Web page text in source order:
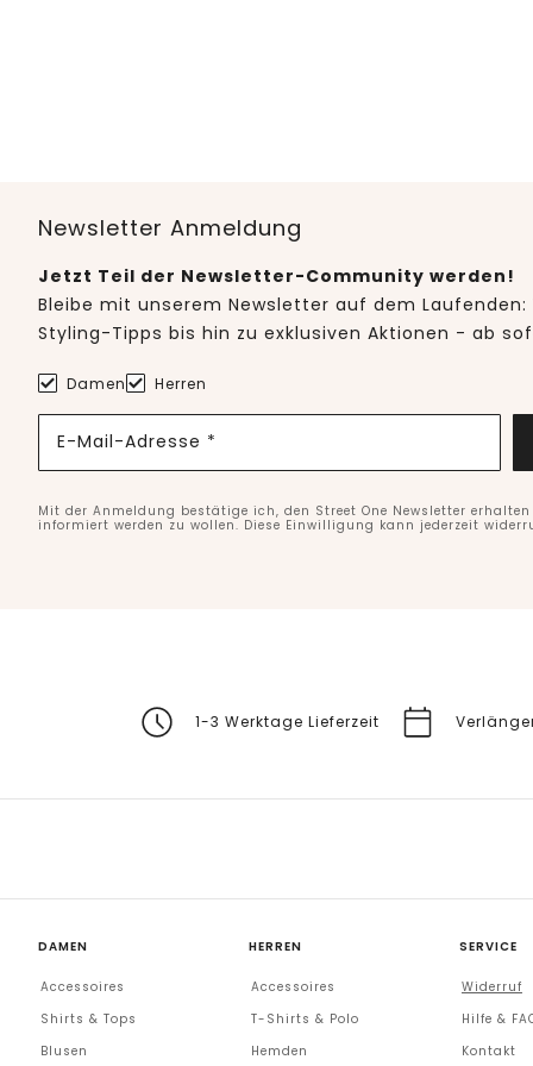
Newsletter Anmeldung
Jetzt Teil der Newsletter-Community werden!
Bleibe mit unserem Newsletter auf dem
Styling-Tipps bis hin zu exklusiven Aktionen - ab
Damen Herren
E-Mail-Adresse *
Mit der Anmeldung bestätige ich, den Street One Newsletter
informiert werden zu wollen. Diese Einwilligung kann jederzeit
1-3 Werktage Lieferzeit
DAMEN
Accessoires
Shirts & Tops
Blusen
HERREN
Accessoires
T-Shirts & Polo
Hemden
SERVICE
Widerruf
Hilfe &
Kontakt